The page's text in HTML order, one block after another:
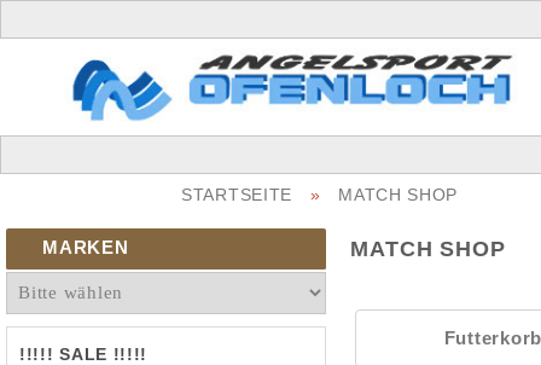
STARTSEITE » MATCH SHOP
MARKEN
!!!!! SALE !!!!!
MATCH SHOP